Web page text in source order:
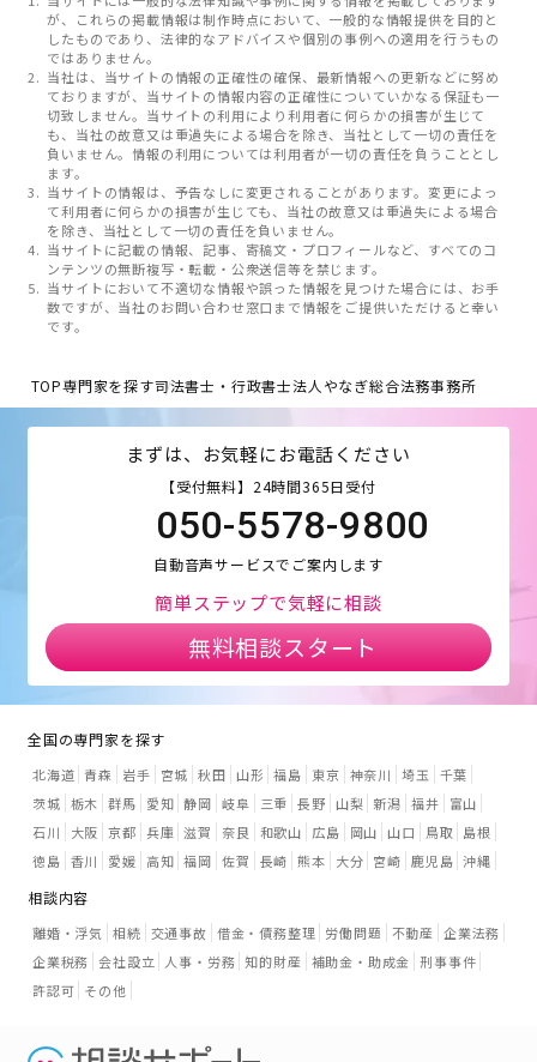
が、これらの掲載情報は制作時点において、一般的な情報提供を目的と
したものであり、法律的なアドバイスや個別の事例への適用を行うもの
ではありません。
当社は、当サイトの情報の正確性の確保、最新情報への更新などに努め
ておりますが、当サイトの情報内容の正確性についていかなる保証も一
切致しません。当サイトの利用により利用者に何らかの損害が生じて
も、当社の故意又は重過失による場合を除き、当社として一切の責任を
負いません。情報の利用については利用者が一切の責任を負うこととし
ます。
当サイトの情報は、予告なしに変更されることがあります。変更によっ
て利用者に何らかの損害が生じても、当社の故意又は重過失による場合
を除き、当社として一切の責任を負いません。
当サイトに記載の情報、記事、寄稿文・プロフィールなど、すべてのコ
ンテンツの無断複写・転載・公衆送信等を禁じます。
当サイトにおいて不適切な情報や誤った情報を見つけた場合には、お手
数ですが、当社のお問い合わせ窓口まで情報をご提供いただけると幸い
です。
TOP専門家を探す司法書士・行政書士法人やなぎ総合法務事務所
まずは、お気軽にお電話ください
【受付無料】24時間365日受付
050-5578-9800
自動音声サービスでご案内します
簡単ステップで気軽に相談
無料相談スタート
全国の専門家を探す
北海道 青森 岩手 宮城 秋田 山形 福島 東京 神奈川 埼玉
千葉
茨城 栃木 群馬 愛知 静岡 岐阜 三重 長野 山梨 新潟 福井
富山
石川
大阪 京都 兵庫 滋賀 奈良 和歌山 広島 岡山 山口 鳥取
島根
徳島 香川 愛媛 高知 福岡 佐賀 長崎 熊本 大分 宮崎 鹿児島 沖縄
相談内容
離婚・浮気 相続 交通事故 借金・債務整理 労働問題 不動産 企業法務
企業税務 会社設立 人事・労務 知的財産 補助金・助成金 刑事事件
許認可 その他